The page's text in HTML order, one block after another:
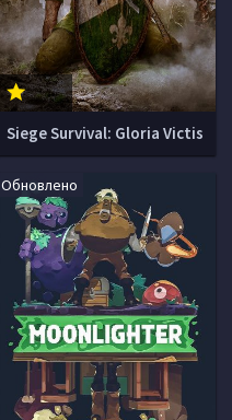
Siege Survival: Gloria Victis
Обновлено